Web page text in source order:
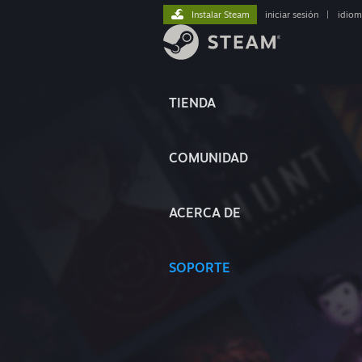
TIENDA
COMUNIDAD
ACERCA DE
SOPORTE
Instalar Steam iniciar sesión